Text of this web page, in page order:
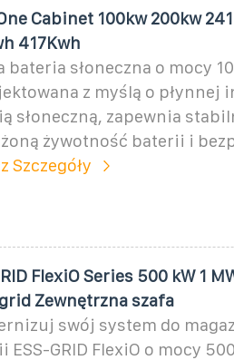
Cabinet 100kw 200kw
417Kwh
bateria słoneczna o mocy
z myślą o płynnej
słoneczną, zapewnia
żywotność baterii i
Szczegóły
FlexiO Series 500 kW 1
Zewnętrzna szafa
swój system do
ESS-GRID FlexiO o mocy